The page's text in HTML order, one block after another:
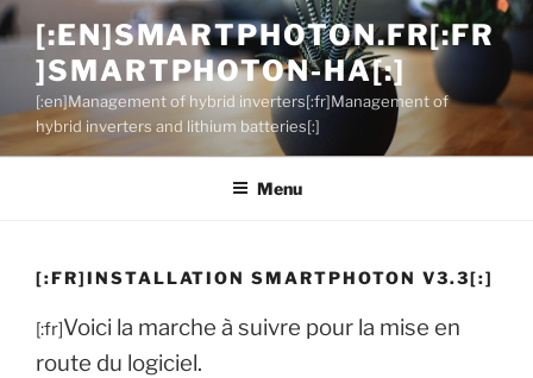
Aller
au
contenu
principal
[:EN]SMARTPHOTON.FR[:FR
]SMARTPHOTON-HA[:]
[:en]Management of hybrid inverters[:fr]Management of
hybrid inverters and lithium batteries[:]
Menu
[:FR]INSTALLATION SMARTPHOTON V3.3[:]
[:fr]Voici la marche à suivre pour la mise en
route du logiciel.